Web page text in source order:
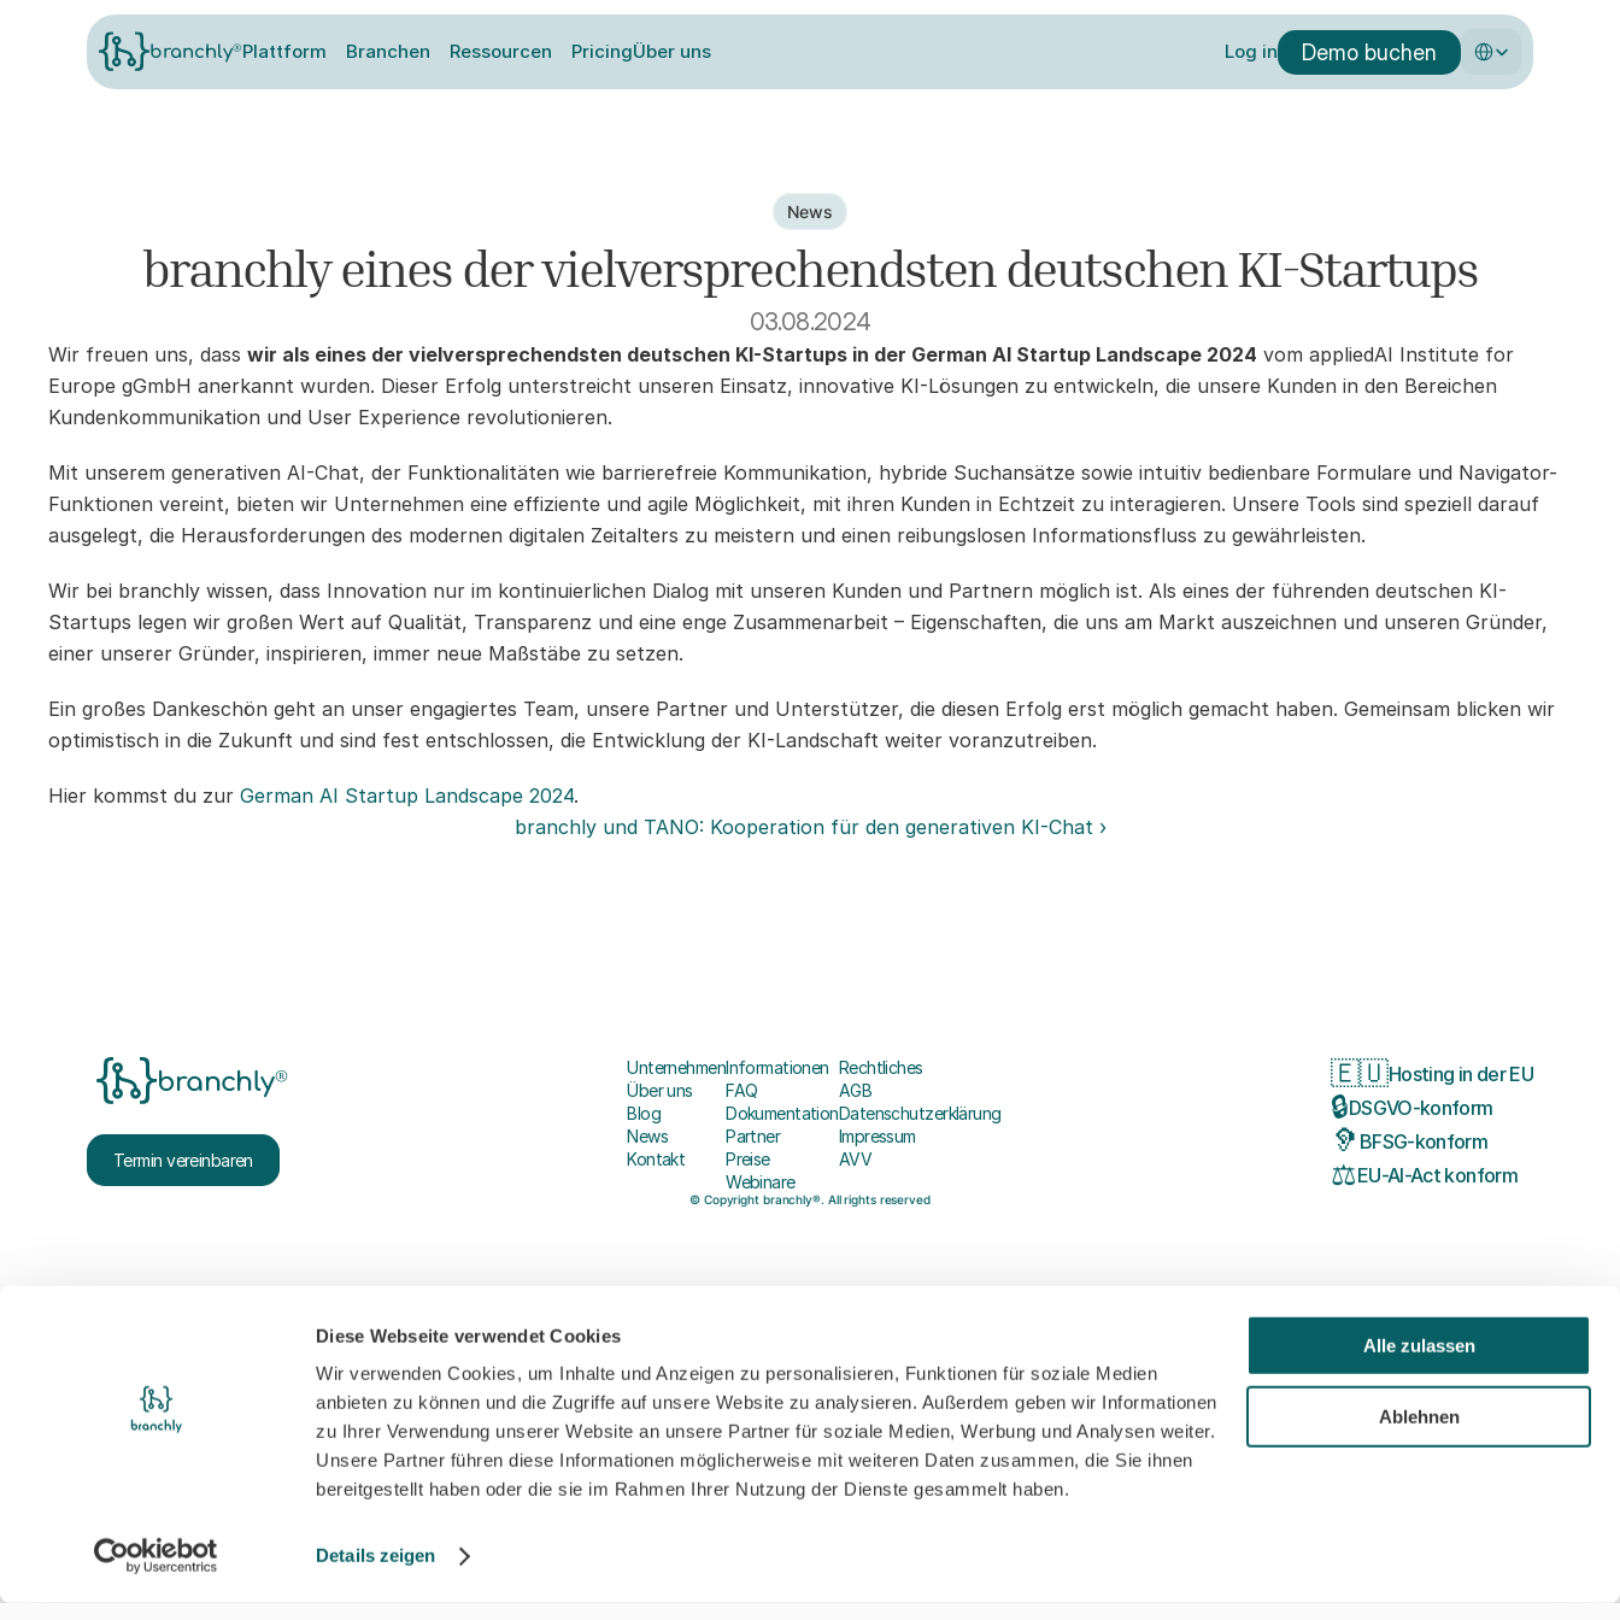
Diese Webseite verwendet Cookies
Wir verwenden Cookies, um Inhalte und Anzeigen zu personalisieren, Funktionen für soziale Medien
anbieten zu können und die Zugriffe auf unsere Website zu analysieren. Außerdem geben wir Informationen
zu Ihrer Verwendung unserer Website an unsere Partner für soziale Medien, Werbung und Analysen weiter.
Unsere Partner führen diese Informationen möglicherweise mit weiteren Daten zusammen, die Sie ihnen
bereitgestellt haben oder die sie im Rahmen Ihrer Nutzung der Dienste gesammelt haben.
Details zeigen
Alle zulassen
Ablehnen
branchly®Plattform Branchen Ressourcen PricingÜber uns Log in Demo buchen
Select Language
News
branchly eines der vielversprechendsten deutschen KI-Startups
03.08.2024
Wir freuen uns, dass wir als eines der vielversprechendsten deutschen KI-Startups in der German AI Startup Landscape 2024 vom appliedAI Institute for
Europe gGmbH anerkannt wurden. Dieser Erfolg unterstreicht unseren Einsatz, innovative KI-Lösungen zu entwickeln, die unsere Kunden in den Bereichen
Kundenkommunikation und User Experience revolutionieren.
Mit unserem generativen AI-Chat, der Funktionalitäten wie barrierefreie Kommunikation, hybride Suchansätze sowie intuitiv bedienbare Formulare und Navigator-
Funktionen vereint, bieten wir Unternehmen eine effiziente und agile Möglichkeit, mit ihren Kunden in Echtzeit zu interagieren. Unsere Tools sind speziell darauf
ausgelegt, die Herausforderungen des modernen digitalen Zeitalters zu meistern und einen reibungslosen Informationsfluss zu gewährleisten.
Wir bei branchly wissen, dass Innovation nur im kontinuierlichen Dialog mit unseren Kunden und Partnern möglich ist. Als eines der führenden deutschen KI-
Startups legen wir großen Wert auf Qualität, Transparenz und eine enge Zusammenarbeit – Eigenschaften, die uns am Markt auszeichnen und unseren Gründer,
einer unserer Gründer, inspirieren, immer neue Maßstäbe zu setzen.
Ein großes Dankeschön geht an unser engagiertes Team, unsere Partner und Unterstützer, die diesen Erfolg erst möglich gemacht haben. Gemeinsam blicken wir
optimistisch in die Zukunft und sind fest entschlossen, die Entwicklung der KI-Landschaft weiter voranzutreiben.
Hier kommst du zur German AI Startup Landscape 2024.
branchly und TANO: Kooperation für den generativen KI-Chat ›
branchly®
Termin vereinbaren
Unternehmen
Über uns
Blog
News
Kontakt
Informationen
FAQ
Dokumentation
Partner
Preise
Webinare
Rechtliches
AGB
Datenschutzerklärung
Impressum
AVV
🇪🇺Hosting in der EU
🔒DSGVO-konform
🦻 BFSG-konform
⚖️EU-AI-Act konform
© Copyright branchly®. All rights reserved